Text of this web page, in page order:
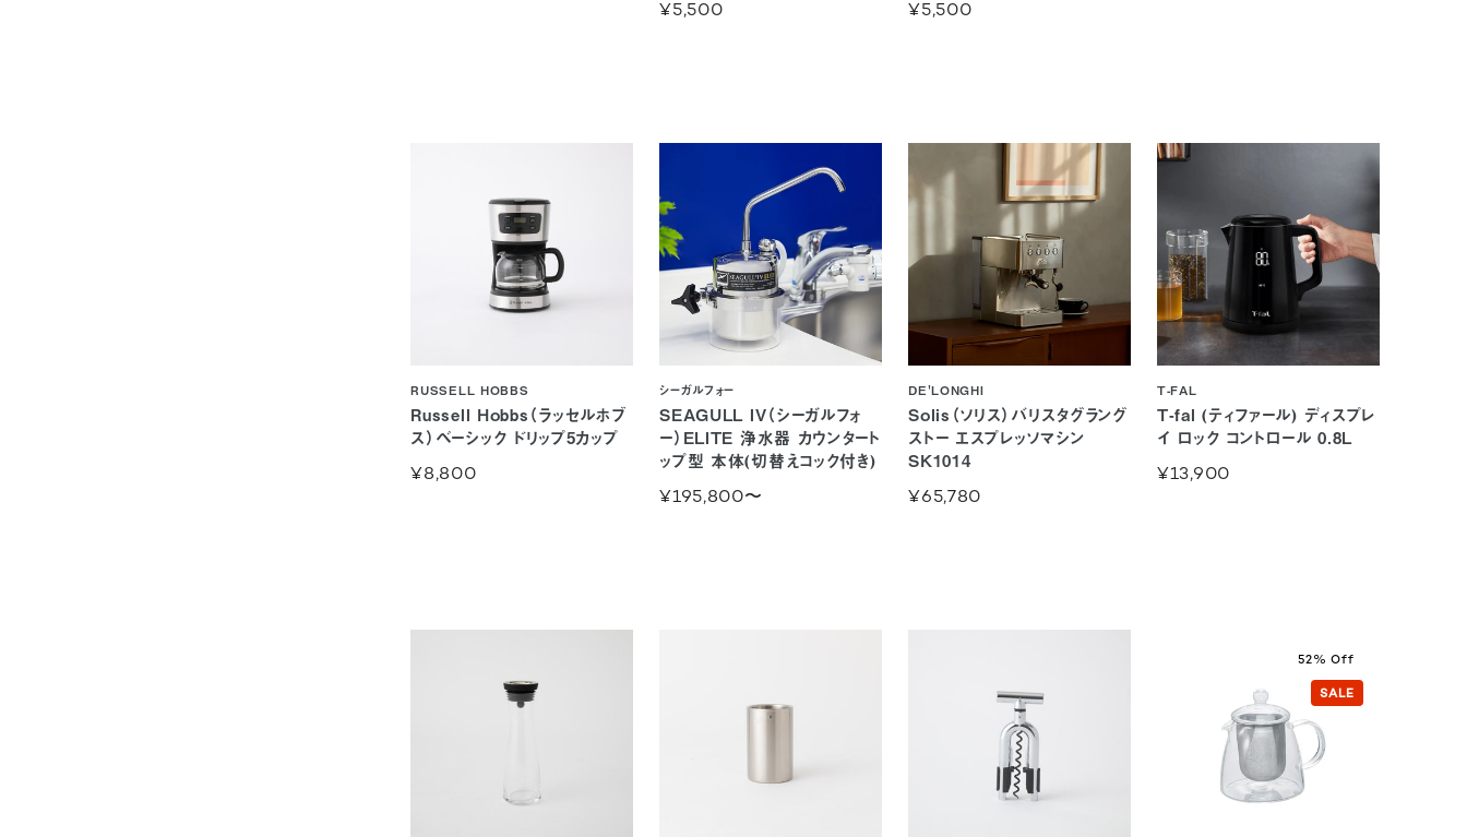
¥5,500 ¥5,500
Russell Hobbs（ラッセルホブ
ス）ベーシック ドリップ5カップ
RUSSELL HOBBS
¥8,800
SEAGULL IV（シーガルフォ
ー）ELITE 浄水器 カウンタート
ップ型 本体(切替えコック付き)
シーガルフォー
〜
¥195,800
Solis（ソリス）バリスタグラング
ストー エスプレッソマシン
SK1014
DE'LONGHI
¥65,780
T-fal (ティファール) ディスプレ
イ ロック コントロール 0.8L
T-FAL
¥13,900
52% Off
SALE